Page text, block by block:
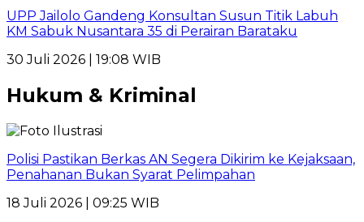
UPP Jailolo Gandeng Konsultan Susun Titik Labuh
KM Sabuk Nusantara 35 di Perairan Barataku
30 Juli 2026 | 19:08 WIB
Hukum & Kriminal
Polisi Pastikan Berkas AN Segera Dikirim ke Kejaksaan,
Penahanan Bukan Syarat Pelimpahan
18 Juli 2026 | 09:25 WIB